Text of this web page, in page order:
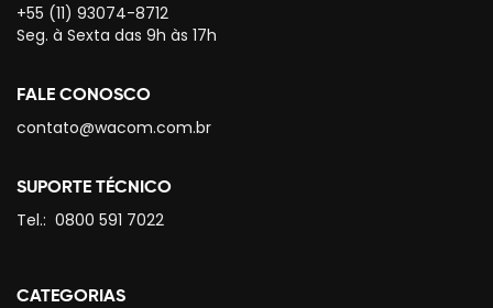
+55 (11) 93074-8712
Seg. à Sexta das 9h às 17h
FALE CONOSCO
contato@wacom.com.br
SUPORTE TÉCNICO
Tel.: 0800 591 7022
CATEGORIAS